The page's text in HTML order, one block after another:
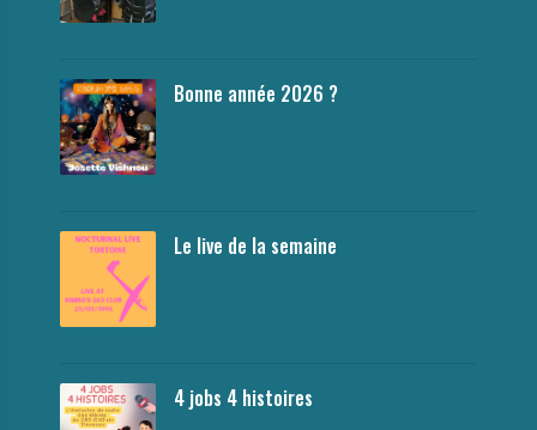
Bonne année 2026 ?
Le live de la semaine
4 jobs 4 histoires